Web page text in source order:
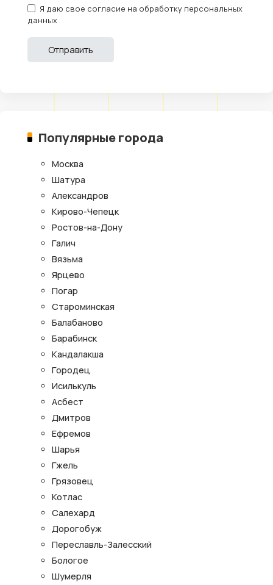
Я даю свое согласие на обработку персональных
данных
Популярные города
Москва
Шатура
Александров
Кирово-Чепецк
Ростов-на-Дону
Галич
Вязьма
Ярцево
Погар
Староминская
Балабаново
Барабинск
Кандалакша
Городец
Исилькуль
Асбест
Дмитров
Ефремов
Шарья
Гжель
Грязовец
Котлас
Салехард
Дорогобуж
Переславль-Залесский
Бологое
Шумерля